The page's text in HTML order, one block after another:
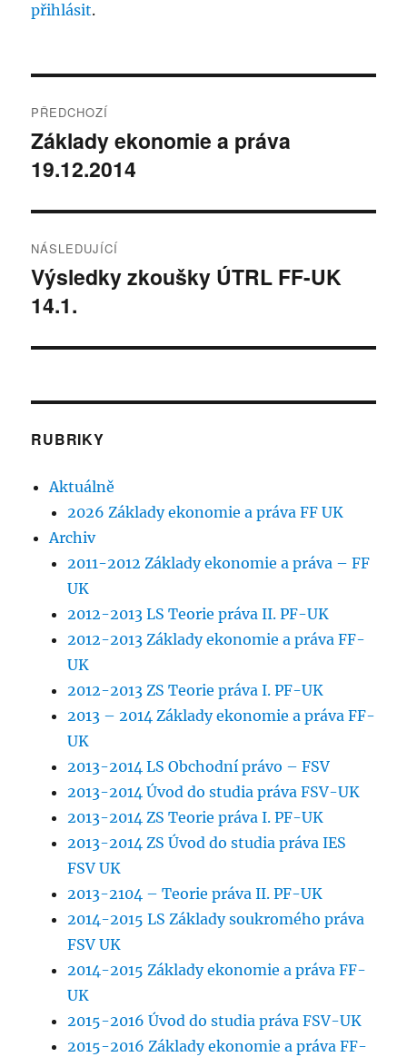
přihlásit.
pro
příspěvek
PŘEDCHOZÍ
Předchozí
příspěvek:
Základy ekonomie a práva
19.12.2014
NÁSLEDUJÍCÍ
Následující
příspěvek:
Výsledky zkoušky ÚTRL FF-UK
14.1.
RUBRIKY
Aktuálně
2026 Základy ekonomie a práva FF UK
Archiv
2011-2012 Základy ekonomie a práva – FF
UK
2012-2013 LS Teorie práva II. PF-UK
2012-2013 Základy ekonomie a práva FF-
UK
2012-2013 ZS Teorie práva I. PF-UK
2013 – 2014 Základy ekonomie a práva FF-
UK
2013-2014 LS Obchodní právo – FSV
2013-2014 Úvod do studia práva FSV-UK
2013-2014 ZS Teorie práva I. PF-UK
2013-2014 ZS Úvod do studia práva IES
FSV UK
2013-2104 – Teorie práva II. PF-UK
2014-2015 LS Základy soukromého práva
FSV UK
2014-2015 Základy ekonomie a práva FF-
UK
2015-2016 Úvod do studia práva FSV-UK
2015-2016 Základy ekonomie a práva FF-